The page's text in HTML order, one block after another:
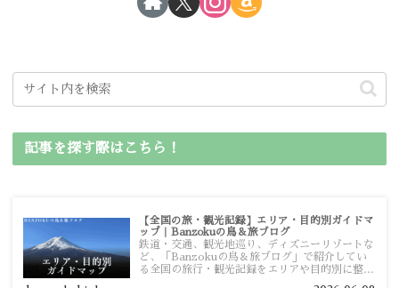
記事を探す際はこちら！
【全国の旅・観光記録】エリア・目的別ガイドマ
ップ｜Banzokuの鳥＆旅ブログ
鉄道・交通、観光地巡り、ディズニーリゾートな
ど、「Banzokuの鳥＆旅ブログ」で紹介してい
る全国の旅行・観光記録をエリアや目的別に整理